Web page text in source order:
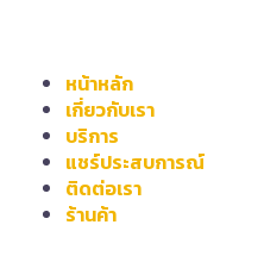
หน้าหลัก
เกี่ยวกับเรา
บริการ
แชร์ประสบการณ์
ติดต่อเรา
ร้านค้า